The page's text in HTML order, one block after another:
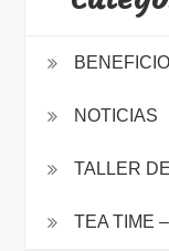
NOTICIAS
TALLER
TEA TIME